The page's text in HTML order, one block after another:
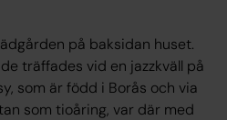
på baksidan huset.
träffades vid en jazzkväll på
som är född i Borås och via
som tioåring, var där med